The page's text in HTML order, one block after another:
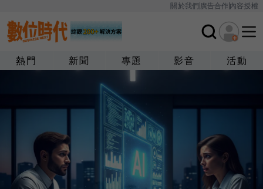
關於我們廣告合作內容授權
熱門 新聞 專題 影音 活動